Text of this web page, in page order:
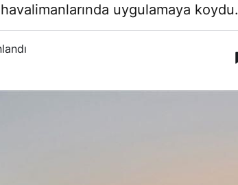
uygulamaya koydu.